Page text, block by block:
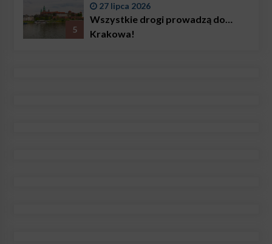
5
27 lipca 2026
Wszystkie drogi prowadzą do…
Krakowa!